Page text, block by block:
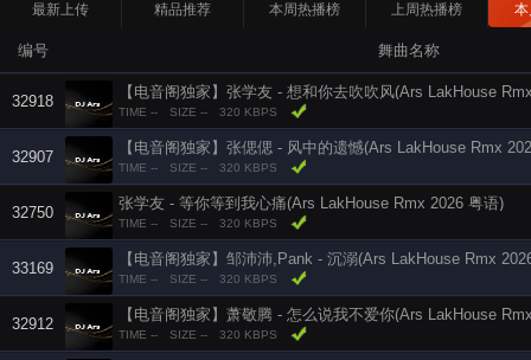
最新上传 精品推荐 本周热播榜 上周热播榜 本
编号 舞曲名称
32918
【电音阁独家】张学友 - 想和你去吹吹风(Ars LakHouse
TIME -- SIZE -- 320 KBPS
32907
【电音阁独家】张偲偲 - 风中的遗憾(Ars LakHouse Rmx
TIME -- SIZE -- 320 KBPS
32750
张学友 - 等你等到我心痛(Ars LakHouse Rmx 2026 粤语)
TIME -- SIZE -- 320 KBPS
33169
【电音阁独家】邹沛沛,Pank - 沉溺(Ars LakHouse Rmx
TIME -- SIZE -- 320 KBPS
32912
【电音阁独家】萧敬腾 - 怎么说我不爱你(Ars LakHouse
TIME -- SIZE -- 320 KBPS